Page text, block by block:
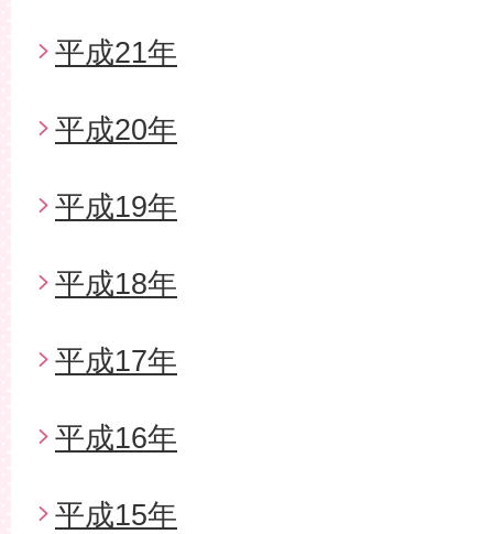
平成21年
平成20年
平成19年
平成18年
平成17年
平成16年
平成15年